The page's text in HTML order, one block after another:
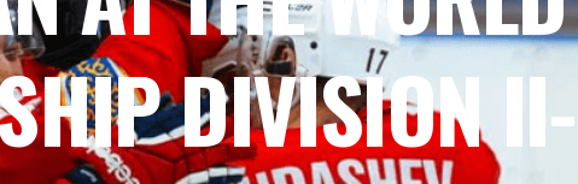
HOCKEY CUP
Arena April 27 - May 3